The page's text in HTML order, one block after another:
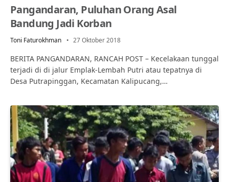
Pangandaran, Puluhan Orang Asal
Bandung Jadi Korban
Toni Faturokhman 27 Oktober 2018
BERITA PANGANDARAN, RANCAH POST – Kecelakaan tunggal
terjadi di di jalur Emplak-Lembah Putri atau tepatnya di
Desa Putrapinggan, Kecamatan Kalipucang,…